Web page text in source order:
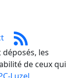
les
de ceux qui